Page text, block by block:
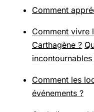
Comment
Comment vivre
Carthagène ?
incontournables
Comment les
événements ?